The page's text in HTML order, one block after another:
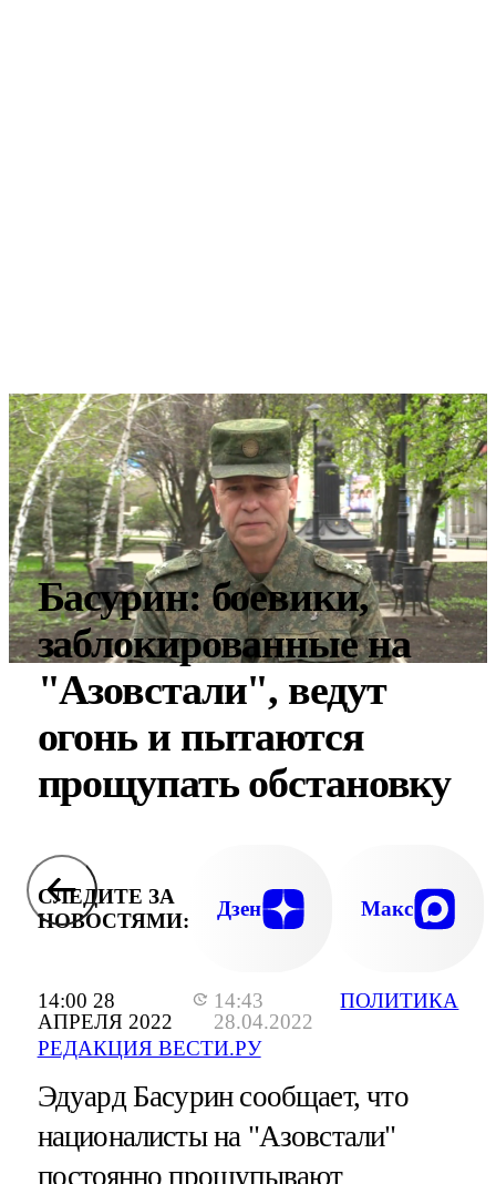
14:00 28
АПРЕЛЯ 2022
14:43
28.04.2022
РЕДАКЦИЯ ВЕСТИ.РУ
ПОЛИТИКА
Басурин: боевики,
заблокированные на
"Азовстали", ведут
огонь и пытаются
прощупать обстановку
СЛЕДИТЕ ЗА
НОВОСТЯМИ:
Дзен Макс
Эдуард Басурин сообщает, что
националисты на "Азовстали"
постоянно прощупывают